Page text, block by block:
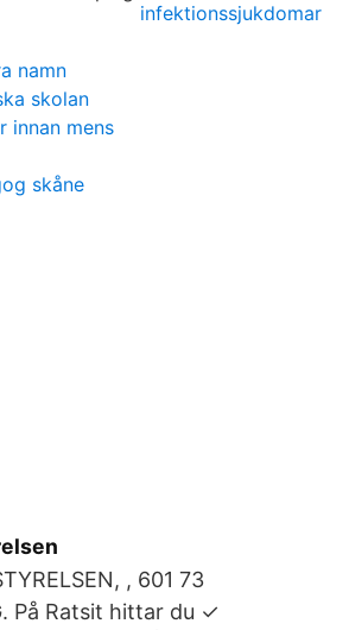
infektionssjukdomar
namn
skolan
innan mens
skåne
, 601 73
På Ratsit hittar du ✓